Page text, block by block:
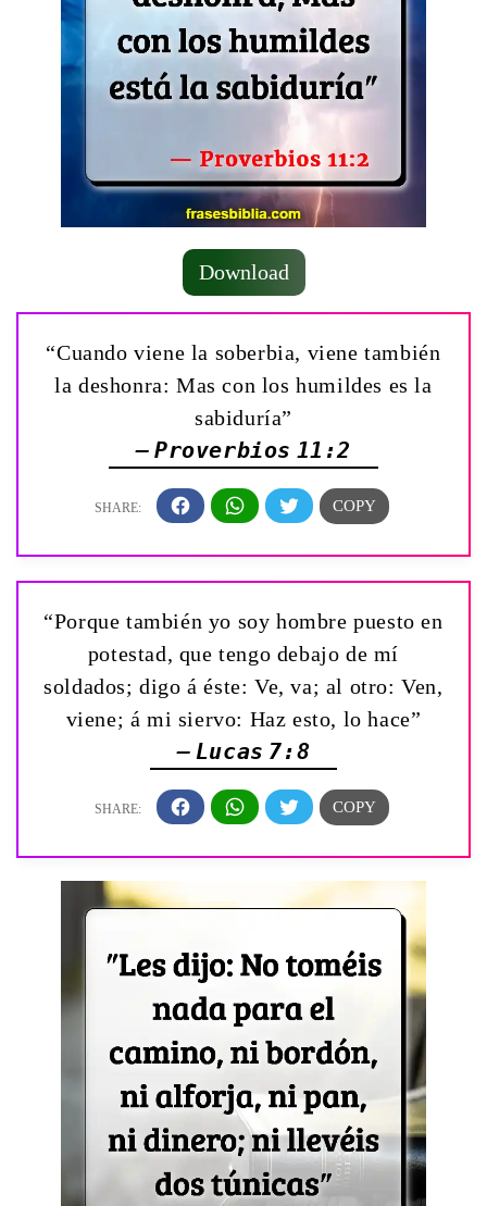
Download
“Cuando viene la soberbia, viene también
la deshonra: Mas con los humildes es la
sabiduría”
— Proverbios 11:2
“Porque también yo soy hombre puesto en
potestad, que tengo debajo de mí
soldados; digo á éste: Ve, va; al otro: Ven,
viene; á mi siervo: Haz esto, lo hace”
— Lucas 7:8